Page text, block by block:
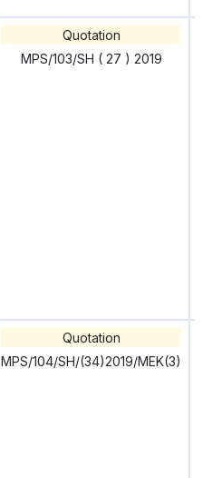
Quotation
MPS/103/SH ( 27 ) 2019
Quotation
MPS/104/SH/(34)2019/MEK(3)